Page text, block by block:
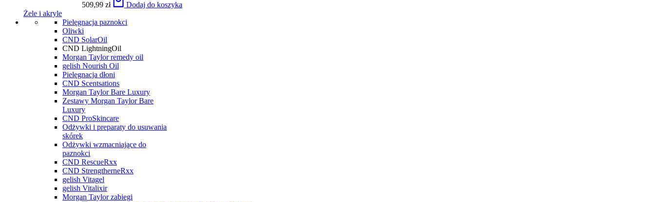
509,99 zł
Dodaj do koszyka
Żele i akryle
Pielęgnacja paznokci
Oliwki
CND SolarOil
CND LightningOil
Morgan Taylor remedy oil
gelish Nourish Oil
Pielęgnacja dłoni
CND Scentsations
Morgan Taylor Bare Luxury
Zestawy Morgan Taylor Bare
Luxury
CND ProSkincare
Odżywki i preparaty do usuwania
skórek
Odżywki wzmacniające do
paznokci
CND RescueRxx
CND StrengtherneRxx
gelish Vitagel
gelish Vitalixir
Morgan Taylor zabiegi